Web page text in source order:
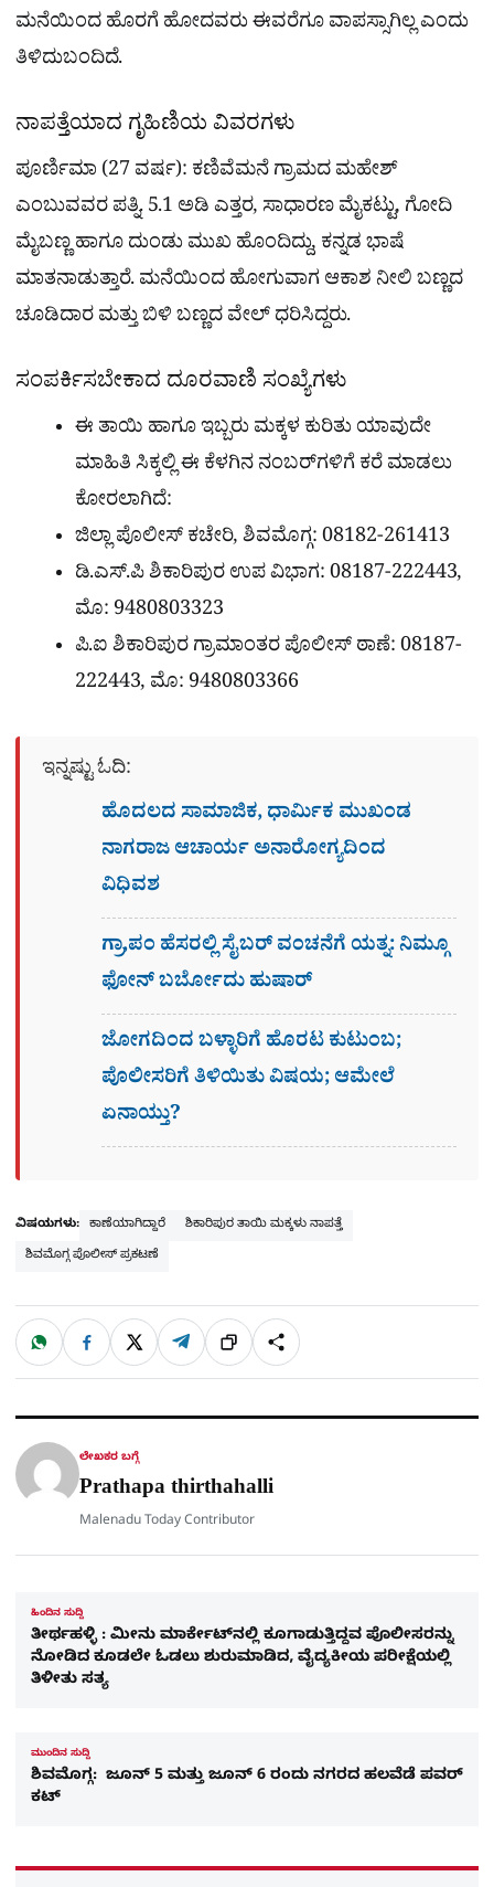
ಮನೆಯಿಂದ ಹೊರಗೆ ಹೋದವರು ಈವರೆಗೂ ವಾಪಸ್ಸಾಗಿಲ್ಲ ಎಂದು
ತಿಳಿದುಬಂದಿದೆ.
ನಾಪತ್ತೆಯಾದ ಗೃಹಿಣಿಯ ವಿವರಗಳು
ಪೂರ್ಣಿಮಾ (27 ವರ್ಷ): ಕಣಿವೆಮನೆ ಗ್ರಾಮದ ಮಹೇಶ್
ಎಂಬುವವರ ಪತ್ನಿ. 5.1 ಅಡಿ ಎತ್ತರ, ಸಾಧಾರಣ ಮೈಕಟ್ಟು, ಗೋದಿ
ಮೈಬಣ್ಣ ಹಾಗೂ ದುಂಡು ಮುಖ ಹೊಂದಿದ್ದು, ಕನ್ನಡ ಭಾಷೆ
ಮಾತನಾಡುತ್ತಾರೆ. ಮನೆಯಿಂದ ಹೋಗುವಾಗ ಆಕಾಶ ನೀಲಿ ಬಣ್ಣದ
ಚೂಡಿದಾರ ಮತ್ತು ಬಿಳಿ ಬಣ್ಣದ ವೇಲ್ ಧರಿಸಿದ್ದರು.
ಸಂಪರ್ಕಿಸಬೇಕಾದ ದೂರವಾಣಿ ಸಂಖ್ಯೆಗಳು
ಈ ತಾಯಿ ಹಾಗೂ ಇಬ್ಬರು ಮಕ್ಕಳ ಕುರಿತು ಯಾವುದೇ
ಮಾಹಿತಿ ಸಿಕ್ಕಲ್ಲಿ ಈ ಕೆಳಗಿನ ನಂಬರ್‌ಗಳಿಗೆ ಕರೆ ಮಾಡಲು
ಕೋರಲಾಗಿದೆ:
ಜಿಲ್ಲಾ ಪೊಲೀಸ್ ಕಚೇರಿ, ಶಿವಮೊಗ್ಗ: 08182-261413
ಡಿ.ಎಸ್.ಪಿ ಶಿಕಾರಿಪುರ ಉಪ ವಿಭಾಗ: 08187-222443,
ಮೊ: 9480803323
ಪಿ.ಐ ಶಿಕಾರಿಪುರ ಗ್ರಾಮಾಂತರ ಪೊಲೀಸ್ ಠಾಣೆ: 08187-
222443, ಮೊ: 9480803366
ಇನ್ನಷ್ಟು ಓದಿ:
ಹೊದಲದ ಸಾಮಾಜಿಕ, ಧಾರ್ಮಿಕ ಮುಖಂಡ
ನಾಗರಾಜ ಆಚಾರ್ಯ ಅನಾರೋಗ್ಯದಿಂದ
ವಿಧಿವಶ
ಗ್ರಾ,ಪಂ ಹೆಸರಲ್ಲಿ ಸೈಬ‌ರ್ ವಂಚನೆಗೆ ಯತ್ನ: ನಿಮ್ಗೂ
ಫೋನ್​ ಬರ್ಬೋದು ಹುಷಾರ್​​
ಜೋಗದಿಂದ ಬಳ್ಳಾರಿಗೆ ಹೊರಟ ಕುಟುಂಬ;
ಪೊಲೀಸರಿಗೆ ತಿಳಿಯಿತು ವಿಷಯ; ಆಮೇಲೆ
ಏನಾಯ್ತು?
ವಿಷಯಗಳು: ಕಾಣೆಯಾಗಿದ್ದಾರೆ
ಶಿಕಾರಿಪುರ ತಾಯಿ ಮಕ್ಕಳು ನಾಪತ್ತೆ
ಶಿವಮೊಗ್ಗ ಪೊಲೀಸ್ ಪ್ರಕಟಣೆ
ಹಂಚಿಕೊಳ್ಳಿ
W
a
t
p
F
c
e
k
X T
l
e
m
ಲಿಂ
ಕ್
S
h
a
ಲೇಖಕರ ಬಗ್ಗೆ
Prathapa thirthahalli
Malenadu Today Contributor
ಹಿಂದಿನ ಸುದ್ದಿ
ತೀರ್ಥಹಳ್ಳಿ : ಮೀನು ಮಾರ್ಕೇಟ್​ನಲ್ಲಿ ಕೂಗಾಡುತ್ತಿದ್ದವ ಪೊಲೀಸರನ್ನು
ನೋಡಿದ ಕೂಡಲೇ ಓಡಲು ಶುರುಮಾಡಿದ, ವೈದ್ಯಕೀಯ ಪರೀಕ್ಷೆಯಲ್ಲಿ
ತಿಳೀತು ಸತ್ಯ
ಮುಂದಿನ ಸುದ್ದಿ
ಶಿವಮೊಗ್ಗ: ಜೂನ್ 5 ಮತ್ತು ಜೂನ್ 6 ರಂದು ನಗರದ ಹಲವೆಡೆ ಪವರ್
ಕಟ್